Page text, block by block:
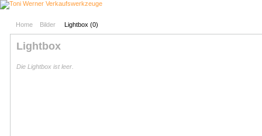
Home Bilder Lightbox (0)
Lightbox
Die Lightbox ist leer.